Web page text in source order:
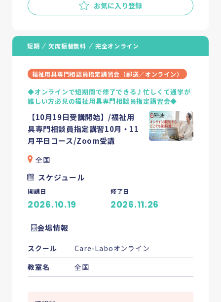
お気に入り登録
短期 欠席振替無料 完全オンライン
福祉用具専門相談員指定講習会（郵送／オンライン）
◆オンラインで短期間で修了できる♪忙しくて通学が
難しい方必見の福祉用具専門相談員指定講習会◆
【10月19日受講開始】/福祉用
具専門相談員指定講習10月・11
月平日コース/Zoom受講
全国
スケジュール
開講日
2026.10.19
修了日
2026.11.26
会場情報
スクール
Care-Laboオンライン
教室名
全国